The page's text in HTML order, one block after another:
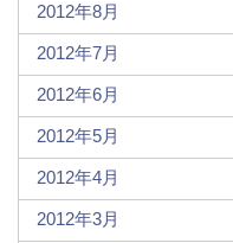
2012年8月
2012年7月
2012年6月
2012年5月
2012年4月
2012年3月